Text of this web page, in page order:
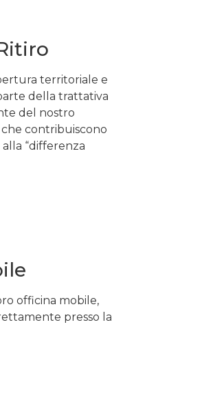
territoriale e
della trattativa
del nostro
contribuiscono
“differenza
officina mobile,
presso la